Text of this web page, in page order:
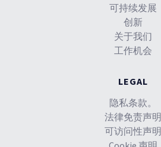
可持续发展
创新
关于我们
工作机会
LEGAL
隐私条款。
法律免责声明
可访问性声明